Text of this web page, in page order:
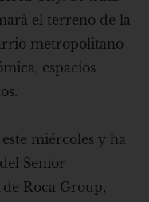
el terreno de la
metropolitano
espacios
miércoles y ha
Senior
Roca Group,